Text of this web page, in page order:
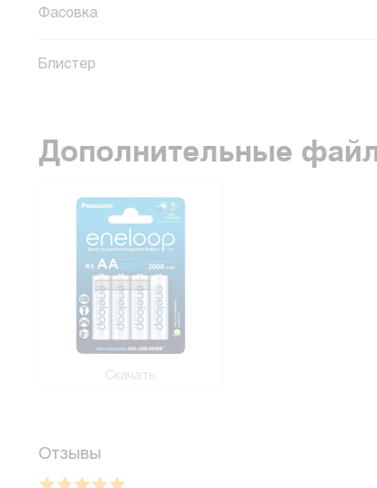
Фасовка
Блистер
Дополнительные
Скачать
Отзывы